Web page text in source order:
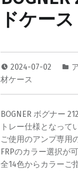
ドケース
2024-07-02
材ケース
BOGNER ボグナー
トレー仕様となって
ご使用のアンプ専用
FRPのカラー選択が
全14色からカラーご